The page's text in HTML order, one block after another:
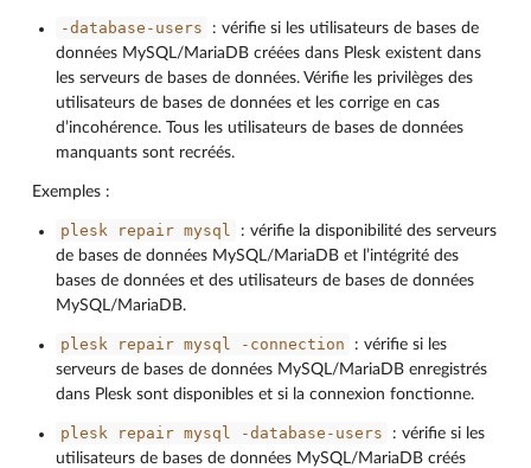
-database-users
: vérifie si les utilisateurs de bases de
données MySQL/MariaDB créées dans Plesk existent dans
les serveurs de bases de données. Vérifie les privilèges des
utilisateurs de bases de données et les corrige en cas
d’incohérence. Tous les utilisateurs de bases de données
manquants sont recréés.
Exemples :
plesk repair mysql
: vérifie la disponibilité des serveurs
de bases de données MySQL/MariaDB et l’intégrité des
bases de données et des utilisateurs de bases de données
MySQL/MariaDB.
plesk repair mysql -connection
: vérifie si les
serveurs de bases de données MySQL/MariaDB enregistrés
dans Plesk sont disponibles et si la connexion fonctionne.
plesk repair mysql -database-users
: vérifie si les
utilisateurs de bases de données MySQL/MariaDB créés